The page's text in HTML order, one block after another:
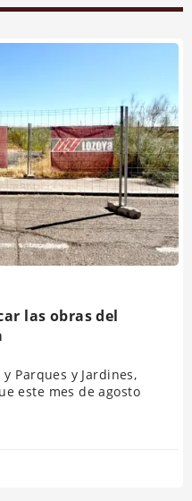
las obras del
Parques y Jardines,
este mes de agosto